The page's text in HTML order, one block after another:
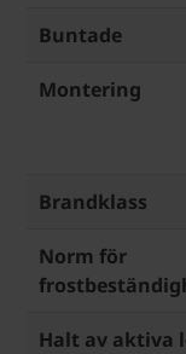
Buntade
Montering
Brandklass
Norm för
Halt av aktiva